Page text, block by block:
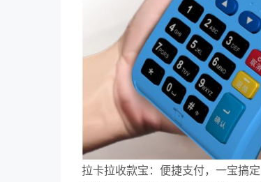
拉卡拉收款宝：便捷支付，一宝搞定